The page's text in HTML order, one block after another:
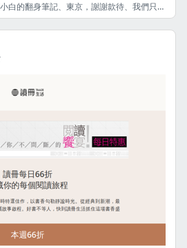
7/13-7/19每日66折：給理財小白的翻身筆記、東京，謝謝款待、我們只是沒有名片，從來沒有休息過！......